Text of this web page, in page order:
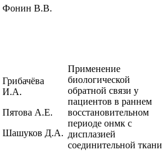
Фонин В.В.
Грибачёва
И.А.
Пятова А.Е.
Шашуков Д.А.
Применение
биологической
обратной связи у
пациентов в раннем
восстановительном
периоде онмк с
дисплазией
соединительной ткани